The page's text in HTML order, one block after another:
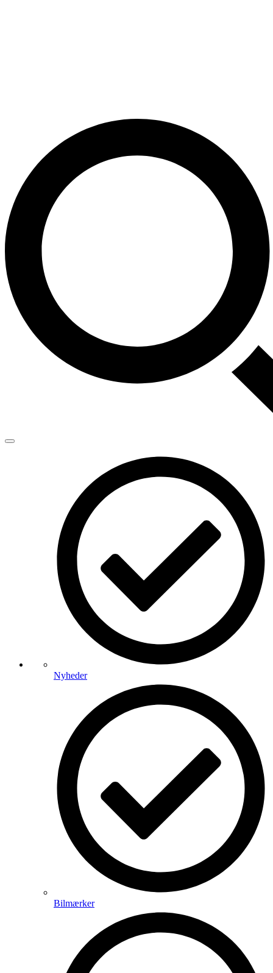
Nyheder
Bilmærker